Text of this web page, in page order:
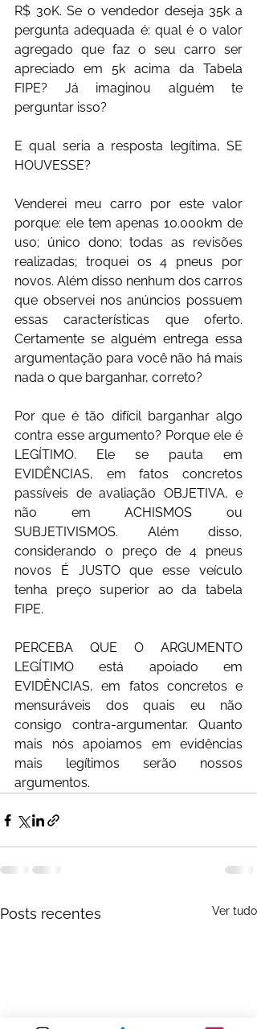
R$ 30K. Se o vendedor deseja 35k a
pergunta adequada é: qual é o valor
agregado que faz o seu carro ser
apreciado em 5k acima da Tabela
FIPE? Já imaginou alguém te
perguntar isso?
E qual seria a resposta legítima, SE
HOUVESSE?
Venderei meu carro por este valor
porque: ele tem apenas 10.000km de
uso; único dono; todas as revisões
realizadas; troquei os 4 pneus por
novos. Além disso nenhum dos carros
que observei nos anúncios possuem
essas características que oferto.
Certamente se alguém entrega essa
argumentação para você não há mais
nada o que barganhar, correto?
Por que é tão difícil barganhar algo
contra esse argumento? Porque ele é
LEGÍTIMO. Ele se pauta em
EVIDÊNCIAS, em fatos concretos
passíveis de avaliação OBJETIVA, e
não em ACHISMOS ou
SUBJETIVISMOS. Além disso,
considerando o preço de 4 pneus
novos É JUSTO que esse veículo
tenha preço superior ao da tabela
FIPE.
PERCEBA QUE O ARGUMENTO
LEGÍTIMO está apoiado em
EVIDÊNCIAS, em fatos concretos e
mensuráveis dos quais eu não
consigo contra-argumentar. Quanto
mais nós apoiamos em evidências
mais legítimos serão nossos
argumentos.
Posts recentes Ver tudo